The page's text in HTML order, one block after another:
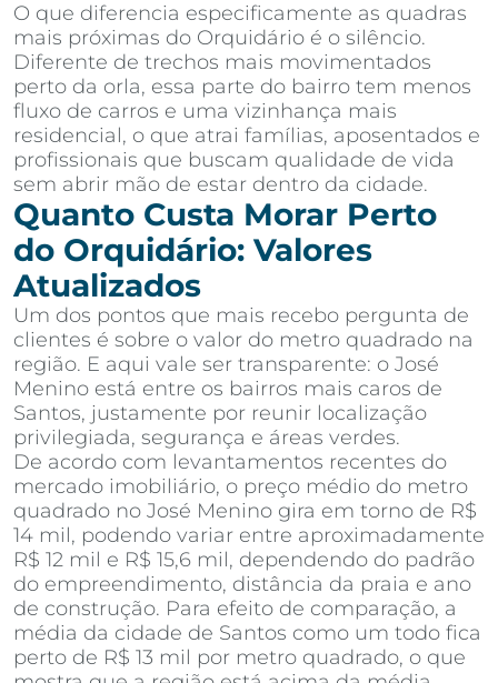
O que diferencia especificamente as quadras
mais próximas do Orquidário é o silêncio.
Diferente de trechos mais movimentados
perto da orla, essa parte do bairro tem menos
fluxo de carros e uma vizinhança mais
residencial, o que atrai famílias, aposentados e
profissionais que buscam qualidade de vida
sem abrir mão de estar dentro da cidade.
Quanto Custa Morar Perto
do Orquidário: Valores
Atualizados
Um dos pontos que mais recebo pergunta de
clientes é sobre o valor do metro quadrado na
região. E aqui vale ser transparente: o José
Menino está entre os bairros mais caros de
Santos, justamente por reunir localização
privilegiada, segurança e áreas verdes.
De acordo com levantamentos recentes do
mercado imobiliário, o preço médio do metro
quadrado no José Menino gira em torno de R$
14 mil, podendo variar entre aproximadamente
R$ 12 mil e R$ 15,6 mil, dependendo do padrão
do empreendimento, distância da praia e ano
de construção. Para efeito de comparação, a
média da cidade de Santos como um todo fica
perto de R$ 13 mil por metro quadrado, o que